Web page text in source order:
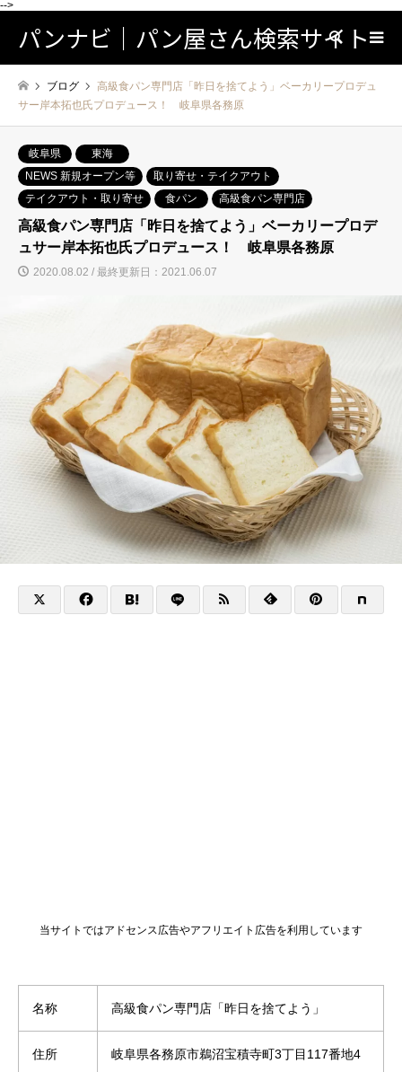
-->
パンナビ｜パン屋さん検索サイト検索
ブログ
高級食パン専門店「昨日を捨てよう」ベーカリープロデュ
サー岸本拓也氏プロデュース！ 岐阜県各務原
岐阜県
東海
NEWS 新規オープン等
取り寄せ・テイクアウト
テイクアウト・取り寄せ
食パン 高級食パン専門店
高級食パン専門店「昨日を捨てよう」ベーカリープロデ
ュサー岸本拓也氏プロデュース！ 岐阜県各務原
2020.08.02 / 最終更新日：2021.06.07
当サイトではアドセンス広告やアフリエイト広告を利用しています
名称 高級食パン専門店「昨日を捨てよう」
住所
岐阜県各務原市鵜沼宝積寺町3丁目117番地4